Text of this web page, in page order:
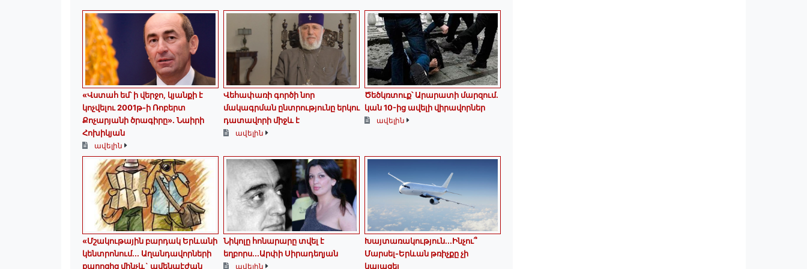
«Վստահ եմ՝ ի վերջո, կյանքի է
կոչվելու 2001թ-ի Ռոբերտ
Քոչարյանի ծրագիրը». Նաիրի
Հոխիկյան
ավելին
Վեհափառի գործի նոր
մակագրման ընտրությունը երկու
դատավորի միջև է
ավելին
Ծեծկռտուք՝ Արարատի մարզում.
կան 10-ից ավելի վիրավորներ
ավելին
«Մշակութային բարդակ Երևանի
կենտրոնում... Աղանդավորների
քարոզից մինչև` ամենաէժան
Նիկոլը հոնարարը տվել է
եղբորս․․․Արփի Սիրադեղյան
ավելին
Խայտառակություն․․․Ինչու՞
Մարսել-Երևան թռիչքը չի
կայացել